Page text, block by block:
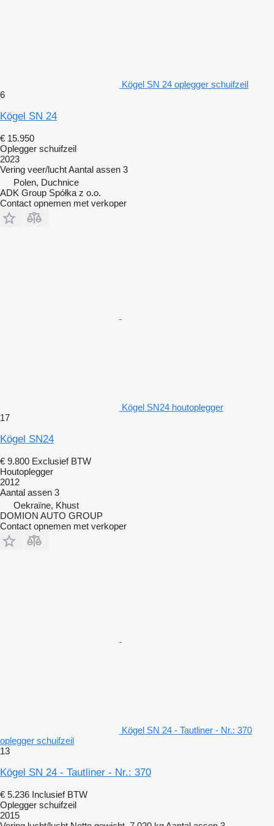
Kögel SN 24 oplegger schuifzeil
6
Kögel SN 24
€ 15.950
Oplegger schuifzeil
2023
Vering veer/luchtAantal assen 3
Polen, Duchnice
ADK Group Spółka z o.o.
Contact opnemen met verkoper
Kögel SN24 houtoplegger
17
Kögel SN24
€ 9.800 Exclusief BTW
Houtoplegger
2012
Aantal assen 3
Oekraïne, Khust
DOMION AUTO GROUP
Contact opnemen met verkoper
Kögel SN 24 - Tautliner - Nr.: 370
oplegger schuifzeil
13
Kögel SN 24 - Tautliner - Nr.: 370
€ 5.236 Inclusief BTW
Oplegger schuifzeil
2015